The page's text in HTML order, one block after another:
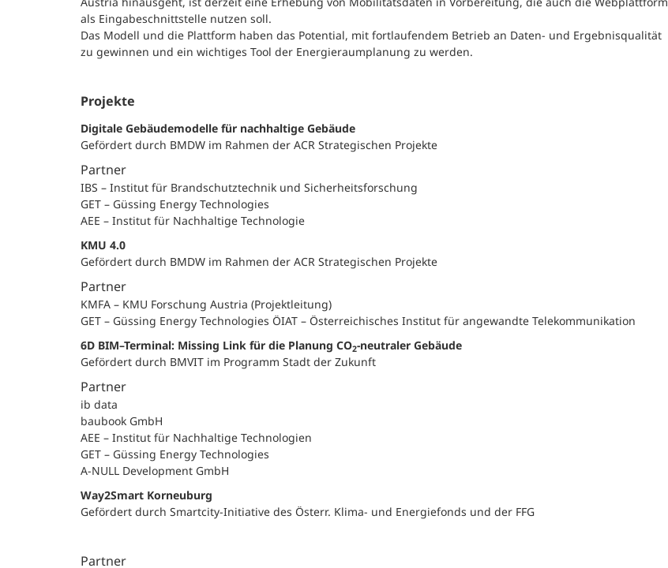
als Eingabeschnittstelle nutzen soll.
Das Modell und die Plattform haben das Potential, mit fortlaufendem Betrieb an Daten- und Ergebnisqualität
zu gewinnen und ein wichtiges Tool der Energieraumplanung zu werden.
Projekte
Digitale Gebäudemodelle für nachhaltige Gebäude
Gefördert durch BMDW im Rahmen der ACR Strategischen Projekte
Partner
IBS – Institut für Brandschutztechnik und Sicherheitsforschung
GET – Güssing Energy Technologies
AEE – Institut für Nachhaltige Technologie
KMU 4.0
Gefördert durch BMDW im Rahmen der ACR Strategischen Projekte
Partner
KMFA – KMU Forschung Austria (Projektleitung)
GET – Güssing Energy Technologies ÖIAT – Österreichisches Institut für angewandte Telekommunikation
6D BIM–Terminal: Missing Link für die Planung CO2-neutraler Gebäude
Gefördert durch BMVIT im Programm Stadt der Zukunft
Partner
ib data
baubook GmbH
AEE – Institut für Nachhaltige Technologien
GET – Güssing Energy Technologies
A-NULL Development GmbH
Way2Smart Korneuburg
Gefördert durch Smartcity-Initiative des Österr. Klima- und Energiefonds und der FFG
Partner